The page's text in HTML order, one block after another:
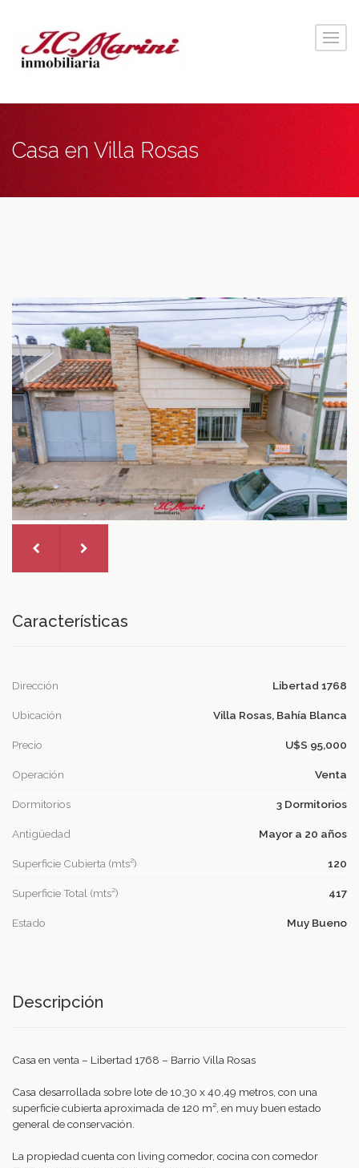
Casa en Villa Rosas
Características
Dirección Libertad 1768
Ubicación Villa Rosas, Bahía Blanca
Precio U$S 95,000
Operación Venta
Dormitorios 3 Dormitorios
Antigüedad Mayor a 20 años
Superficie Cubierta (mts²) 120
Superficie Total (mts²) 417
Estado Muy Bueno
Descripción
Casa en venta – Libertad 1768 – Barrio Villa Rosas
Casa desarrollada sobre lote de 10,30 x 40,49 metros, con una
superficie cubierta aproximada de 120 m², en muy buen estado
general de conservación.
La propiedad cuenta con living comedor, cocina con comedor